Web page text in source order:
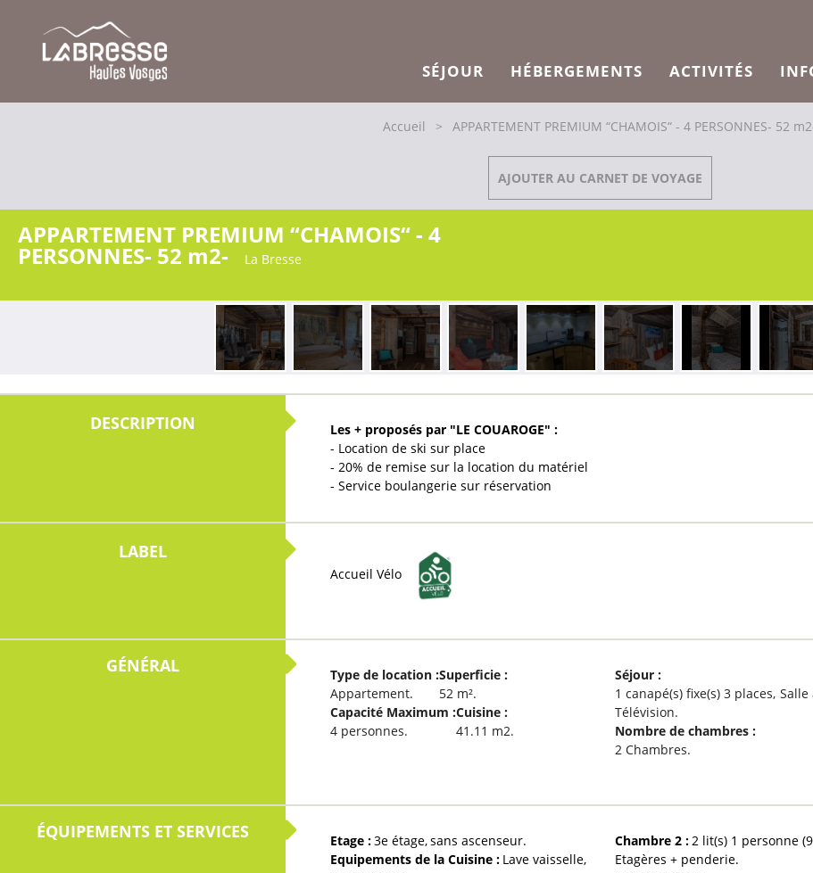
SÉJOUR HÉBERGEMENTS ACTIVITÉS
Accueil > APPARTEMENT PREMIUM “CHAMOIS“ - 4 PERSONNES- 52
APPARTEMENT PREMIUM “CHAMOIS“ - 4
PERSONNES- 52 m2- La Bresse
AJOUTER AU CARNET DE VOYAGE
Les + proposés par "LE COUAROGE" :
- Location de ski sur place
- 20% de remise sur la location du matériel
- Service boulangerie sur réservation
Accueil Vélo
GÉNÉRAL Type de location :
Appartement
Superficie :
52 m²
Capacité Maximum :
4 personnes
Cuisine :
41.11 m2
Séjour:
1 canapé(s) fixe(s) 3 places
Télévision
Nombre de chambres:
2 Chambres
ÉQUIPEMENTS ET SERVICES Etage :3e étage sans ascenseur
Equipements de la Cuisine : Lave vaisselle
Chambre 2:2 lit(s) 1 personne
Etagères + penderie